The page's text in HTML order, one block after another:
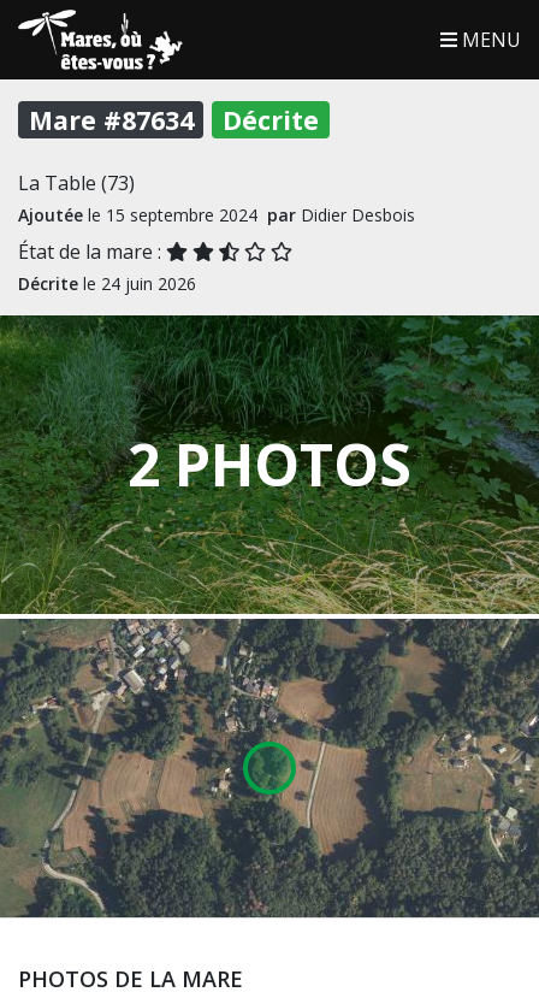
MENU
Mare #87634 Décrite
La Table (73)
Ajoutée le 15 septembre 2024 par Didier Desbois
État de la mare :
Décrite le 24 juin 2026
2 PHOTOS
PHOTOS DE LA MARE